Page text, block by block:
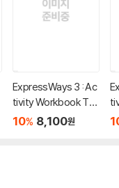
ExpressWays 3 : Ac
tivity Workbook Tap
e
10% 8,100원
e